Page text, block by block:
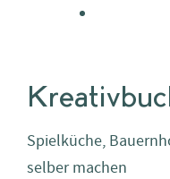
Spielküche,
selber machen